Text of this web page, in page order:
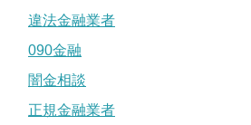
違法金融業者
090金融
闇金相談
正規金融業者